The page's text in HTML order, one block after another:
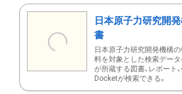
日本原子力研究開
書
日本原子力研究開発機構
料を対象とした検索デー
が所蔵する図書、レポート、
Docketが検索できる。